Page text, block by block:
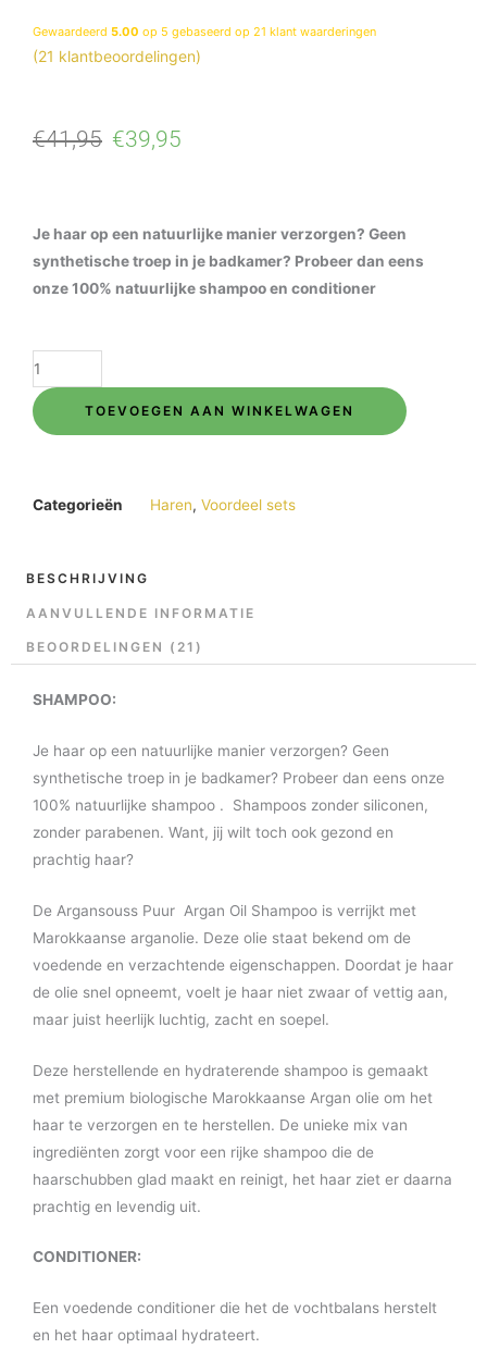
Gewaardeerd 5.00 op 5 gebaseerd op 21 klant waarderingen
(21 klantbeoordelingen)
€41,95
prijs
€41,95.
€39,95
€39,95.
Je haar op een natuurlijke manier verzorgen? Geen
synthetische troep in je badkamer? Probeer dan eens
onze 100% natuurlijke shampoo en conditioner
Shampoo
&
conditioner
aantal
TOEVOEGEN AAN WINKELWAGEN
Categorieën Haren, Voordeel sets
BESCHRIJVING
AANVULLENDE INFORMATIE
BEOORDELINGEN (21)
SHAMPOO:
Je haar op een natuurlijke manier verzorgen? Geen
synthetische troep in je badkamer? Probeer dan eens onze
100% natuurlijke shampoo . Shampoos zonder siliconen,
zonder parabenen. Want, jij wilt toch ook gezond en
prachtig haar?
De Argansouss Puur Argan Oil Shampoo is verrijkt met
Marokkaanse arganolie. Deze olie staat bekend om de
voedende en verzachtende eigenschappen. Doordat je haar
de olie snel opneemt, voelt je haar niet zwaar of vettig aan,
maar juist heerlijk luchtig, zacht en soepel.
Deze herstellende en hydraterende shampoo is gemaakt
met premium biologische Marokkaanse Argan olie om het
haar te verzorgen en te herstellen. De unieke mix van
ingrediënten zorgt voor een rijke shampoo die de
haarschubben glad maakt en reinigt, het haar ziet er daarna
prachtig en levendig uit.
CONDITIONER:
Een voedende conditioner die het de vochtbalans herstelt
en het haar optimaal hydrateert.